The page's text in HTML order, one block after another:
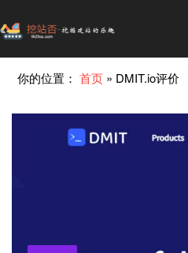
你的位置：首页 » DMIT.io评价